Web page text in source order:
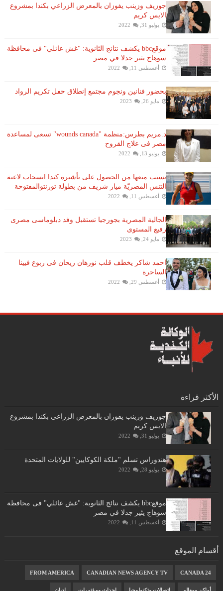
جوزيف وزينب يفوزان بالمعرض الزراعي بكندا بمشروع
الايس كريم
يوليو 31, 2022
موقعbbc يكشف نتائج الثانوية: "غش عائلي" فى محافظة
سوهاج يثير جدلا في مصر
أغسطس 11, 2022
بحضور فنانين ونجوم مجتمع إنطلاق حفل تكريم الرواد
مايو 26, 2023
د.مريم بطرس:منظمة "wounds canada" تسعى لمساعدة
مصر فى علاج القروح
يونيو 13, 2022
بسبب منعها من الحصول على تأشيرة كندا انسحاب لاعبة ​
التنس​ المصريّة ​ميار شريف​ من بطولة ​تورنتو​المفتوحة
أغسطس 11, 2022
الجالية المصرية بجورجيا تستقبل وفد دبلوماسى مصرى
رفيع المستوى
مايو 24, 2023
احمد شاكر يخطف قلب نورهان ريحان فى ربوع فيينا
الساحرة
أغسطس 29, 2022
الأكثر قراءة
جوزيف وزينب يفوزان بالمعرض الزراعي بكندا بمشروع
الايس كريم
يوليو 31, 2022
هندوراس تسلم "ملكة الكوكايين" للولايات المتحدة
يوليو 28, 2022
موقعbbc يكشف نتائج الثانوية: "غش عائلي" فى محافظة
سوهاج يثير جدلا في مصر
أغسطس 11, 2022
أقسام الموقع
CANADA 24
CANADIAN NEWS AGENCY TV
FROM AMERICA